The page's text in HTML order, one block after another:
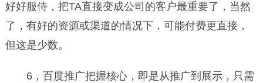
好好服侍，把TA直接变成公司的客户最重要了，当然
了，有好的资源或渠道的情况下，可能付费更直接，
但这是少数。
6，百度推广把握核心，即是从推广到展示，只需